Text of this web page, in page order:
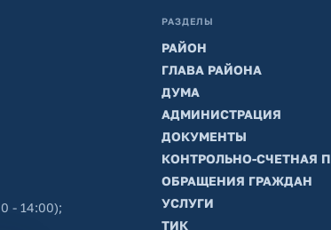
- 14:00);
РАЗДЕЛЫ
РАЙОН
ГЛАВА РАЙОНА
ДУМА
АДМИНИСТРАЦИЯ
ДОКУМЕНТЫ
КОНТРОЛЬНО-СЧЕТНАЯ
ОБРАЩЕНИЯ ГРАЖДАН
УСЛУГИ
ТИК